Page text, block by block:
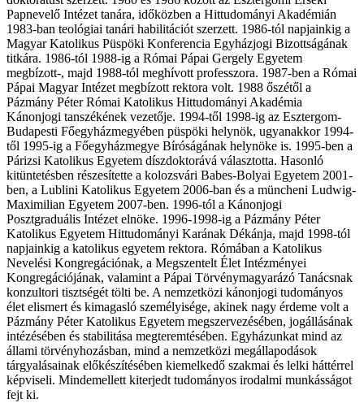
Papnevelő Intézet tanára, időközben a Hittudományi Akadémián
1983-ban teológiai tanári habilitációt szerzett. 1986-tól napjainkig a
Magyar Katolikus Püspöki Konferencia Egyházjogi Bizottságának
titkára. 1986-tól 1988-ig a Római Pápai Gergely Egyetem
megbízott-, majd 1988-tól meghívott professzora. 1987-ben a Római
Pápai Magyar Intézet megbízott rektora volt. 1988 őszétől a
Pázmány Péter Római Katolikus Hittudományi Akadémia
Kánonjogi tanszékének vezetője. 1994-től 1998-ig az Esztergom-
Budapesti Főegyházmegyében püspöki helynök, ugyanakkor 1994-
től 1995-ig a Főegyházmegye Bíróságának helynöke is. 1995-ben a
Párizsi Katolikus Egyetem díszdoktorává választotta. Hasonló
kitüntetésben részesítette a kolozsvári Babes-Bolyai Egyetem 2001-
ben, a Lublini Katolikus Egyetem 2006-ban és a müncheni Ludwig-
Maximilian Egyetem 2007-ben. 1996-tól a Kánonjogi
Posztgraduális Intézet elnöke. 1996-1998-ig a Pázmány Péter
Katolikus Egyetem Hittudományi Karának Dékánja, majd 1998-tól
napjainkig a katolikus egyetem rektora. Rómában a Katolikus
Nevelési Kongregációnak, a Megszentelt Élet Intézményei
Kongregációjának, valamint a Pápai Törvénymagyarázó Tanácsnak
konzultori tisztségét tölti be. A nemzetközi kánonjogi tudományos
élet elismert és kimagasló személyisége, akinek nagy érdeme volt a
Pázmány Péter Katolikus Egyetem megszervezésében, jogállásának
intézésében és stabilitása megteremtésében. Egyházunkat mind az
állami törvényhozásban, mind a nemzetközi megállapodások
tárgyalásainak előkészítésében kiemelkedő szakmai és lelki háttérrel
képviseli. Mindemellett kiterjedt tudományos irodalmi munkásságot
fejt ki.